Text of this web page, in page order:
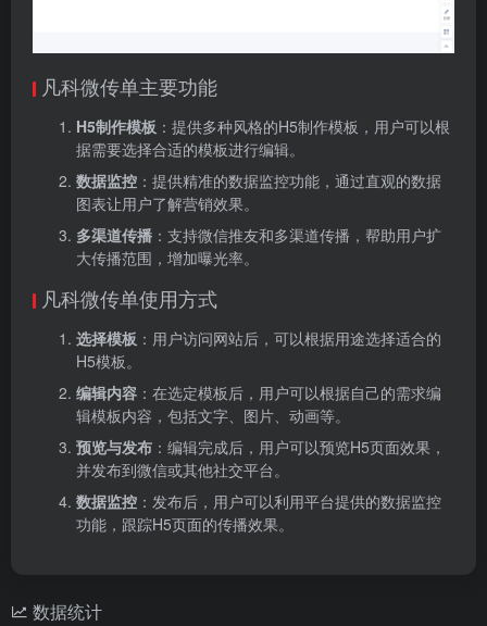
凡科微传单主要功能
H5制作模板 ：提供多种风格的H5制作模板，用户可以根
据需要选择合适的模板进行编辑。
数据监控 ：提供精准的数据监控功能，通过直观的数据
图表让用户了解营销效果。
多渠道传播 ：支持微信推友和多渠道传播，帮助用户扩
大传播范围，增加曝光率。
凡科微传单使用方式
选择模板 ：用户访问网站后，可以根据用途选择适合的
H5模板。
编辑内容 ：在选定模板后，用户可以根据自己的需求编
辑模板内容，包括文字、图片、动画等。
预览与发布 ：编辑完成后，用户可以预览H5页面效果，
并发布到微信或其他社交平台。
数据监控 ：发布后，用户可以利用平台提供的数据监控
功能，跟踪H5页面的传播效果。
数据统计